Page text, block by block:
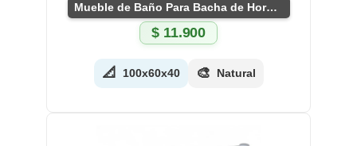
Mueble de Baño Para Bacha de Hormigón
$11.900
📐 100x60x40 🎨 Natural